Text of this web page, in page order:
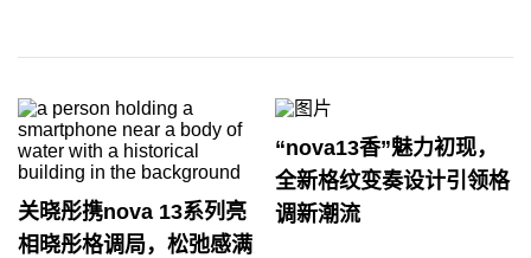
关晓彤携nova 13系列亮
相晓彤格调局，松弛感满
“nova13香”魅力初现，
全新格纹变奏设计引领格
调新潮流